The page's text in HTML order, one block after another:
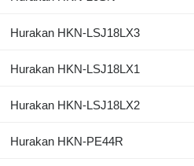
Hurakan HKN-LSJ18LX3
Hurakan HKN-LSJ18LX1
Hurakan HKN-LSJ18LX2
Hurakan HKN-PE44R